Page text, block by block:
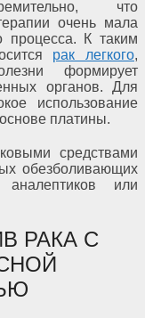
что
очень мала
процесса. К таким
рак легкого,
формирует
органов. Для
использование
платины.
средствами
обезболивающих
или
РАКА С